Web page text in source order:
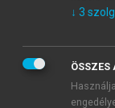
↓ 3
ÖSSZES